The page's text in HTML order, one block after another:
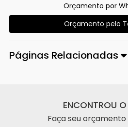
Orçamento por
Orçamento pelo
Páginas Relacionadas
ENCONTROU
Faça seu